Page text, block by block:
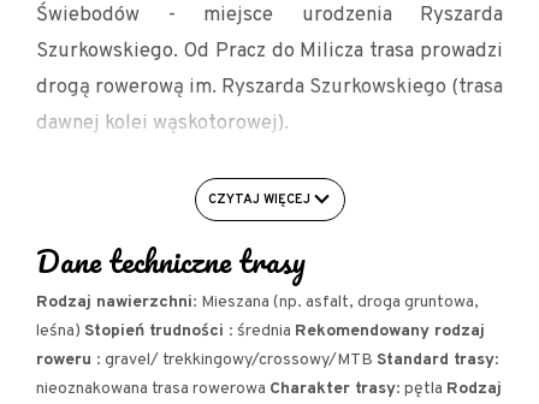
Świebodów - miejsce urodzenia Ryszarda
Szurkowskiego. Od Pracz do Milicza trasa prowadzi
drogą rowerową im. Ryszarda Szurkowskiego (trasa
dawnej kolei wąskotorowej).
Grabownica (wieża) - Czatkowice - Dąbrowa -
Krośnice (Krośnicka Kolejka Wąskotorowa) -
Wierzchowice - Świebodów (skwer Ryszarda
Szurkowskiego) - Postolin (Wzgórze Joanny i park)
- Pracze (Bar Strzelec) - Kaszowo - Milicz KOM
CZYTAJ WIĘCEJ
Dane techniczne trasy
Rodzaj nawierzchni: Mieszana (np. asfalt, droga gruntowa,
leśna) Stopień trudności : średnia Rekomendowany rodzaj
roweru : gravel/ trekkingowy/crossowy/MTB Standard trasy:
nieoznakowana trasa rowerowa Charakter trasy: pętla Rodzaj